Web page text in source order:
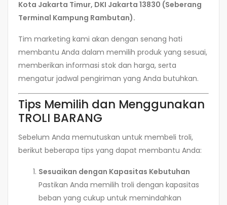
Kota Jakarta Timur, DKI Jakarta 13830 (Seberang
Terminal Kampung Rambutan).
Tim marketing kami akan dengan senang hati
membantu Anda dalam memilih produk yang sesuai,
memberikan informasi stok dan harga, serta
mengatur jadwal pengiriman yang Anda butuhkan.
Tips Memilih dan Menggunakan
TROLI BARANG
Sebelum Anda memutuskan untuk membeli troli,
berikut beberapa tips yang dapat membantu Anda:
Sesuaikan dengan Kapasitas Kebutuhan
Pastikan Anda memilih troli dengan kapasitas
beban yang cukup untuk memindahkan